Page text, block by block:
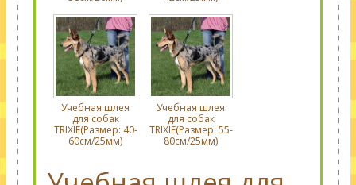
Учебная шлея
для собак
TRIXIE(Размер: 40-
60см/25мм)
Учебная шлея
для собак
TRIXIE(Размер: 55-
80см/25мм)